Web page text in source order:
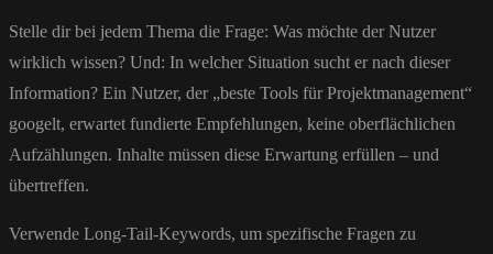
Stelle dir bei jedem Thema die Frage: Was möchte der Nutzer
wirklich wissen? Und: In welcher Situation sucht er nach dieser
Information? Ein Nutzer, der „beste Tools für Projektmanagement“
googelt, erwartet fundierte Empfehlungen, keine oberflächlichen
Aufzählungen. Inhalte müssen diese Erwartung erfüllen – und
übertreffen.
Verwende Long-Tail-Keywords, um spezifische Fragen zu